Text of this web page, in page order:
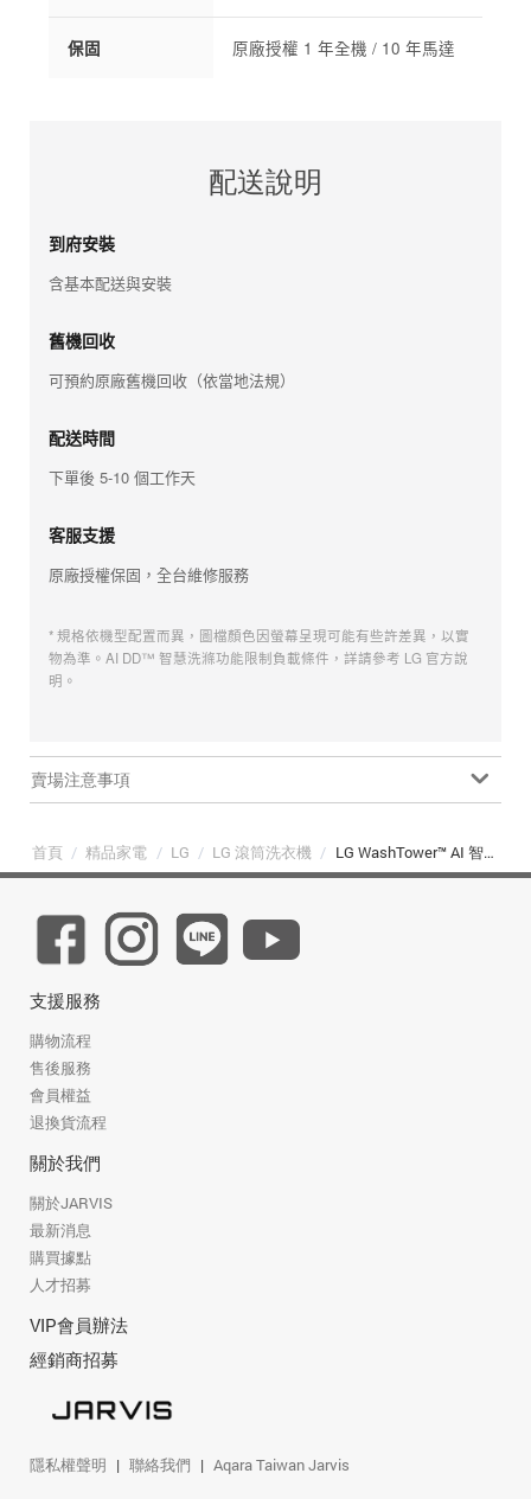
保固 原廠授權 1 年全機 / 10 年馬達
配送說明
到府安裝
含基本配送與安裝
舊機回收
可預約原廠舊機回收（依當地法規）
配送時間
下單後 5-10 個工作天
客服支援
原廠授權保固，全台維修服務
* 規格依機型配置而異，圖檔顏色因螢幕呈現可能有些許差異，以實
物為準。AI DD™ 智慧洗滌功能限制負載條件，詳請參考 LG 官方說
明。
賣場注意事項
首頁 / 精品家電 / LG / LG 滾筒洗衣機 / LG WashTower™ AI 智控洗乾衣機｜尊爵黑｜洗13+乾10公斤｜熱泵除濕 (WD-S1310B)
支援服務
購物流程
售後服務
會員權益
退換貨流程
關於我們
關於JARVIS
最新消息
購買據點
人才招募
VIP會員辦法
經銷商招募
隱私權聲明 聯絡我們 Aqara Taiwan Jarvis